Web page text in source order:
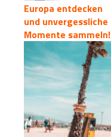
Europa entdecken
und unvergessliche
Momente sammeln!